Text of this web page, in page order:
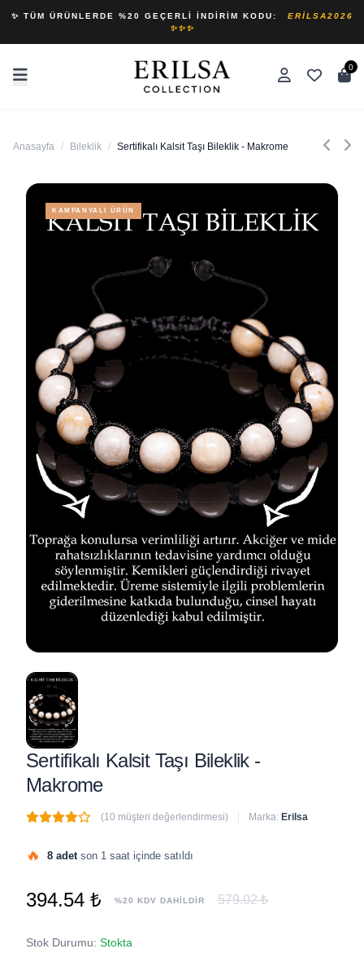
✨ TÜM ÜRÜNLERDE %20 GEÇERLI İNDIRIM KODU:
ERILSA2026
✨✨✨
0
Anasayfa / Bileklik / Sertifikalı Kalsit Taşı Bileklik - Makrome
KAMPANYALI ÜRÜN
Sertifikalı Kalsit Taşı Bileklik -
Makrome
(10 müşteri değerlendirmesi) Marka: Erilsa
🔥 8 adet son 1 saat içinde satıldı
394.54 ₺ %20 KDV DAHİLDİR 579.02 ₺
Stok Durumu: Stokta